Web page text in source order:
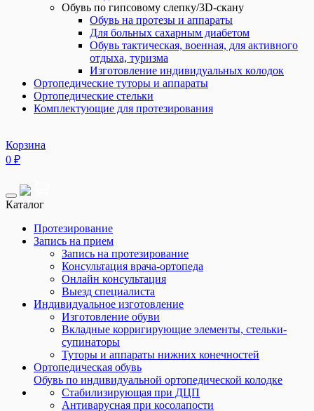
Обувь по гипсовому слепку/3D-скану
Обувь на протезы и аппараты
Для больных сахарным диабетом
Обувь тактическая, военная, для активного
отдыха, туризма
Изготовление индивидуальных колодок
Ортопедические туторы и аппараты
Ортопедические стельки
Комплектующие для протезирования
Корзина
0 ₽
Каталог
Протезирование
Запись на прием
Запись на протезирование
Консультация врача-ортопеда
Онлайн консультация
Выезд специалиста
Индивидуальное изготовление
Изготовление обуви
Вкладные корригирующие элементы, стельки-
супинаторы
Туторы и аппараты нижних конечностей
Ортопедическая обувь
Обувь по индивидуальной ортопедической колодке
Стабилизирующая при ДЦП
Антиварусная при косолапости